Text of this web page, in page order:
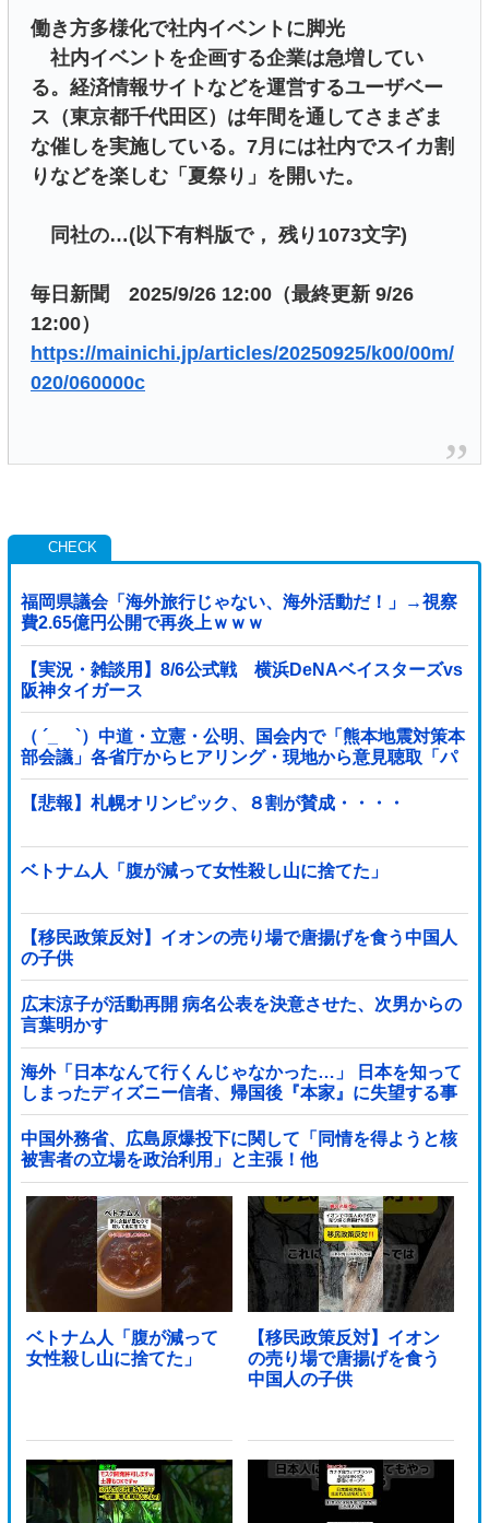
働き方多様化で社内イベントに脚光
社内イベントを企画する企業は急増してい
る。経済情報サイトなどを運営するユーザベー
ス（東京都千代田区）は年間を通してさまざま
な催しを実施している。7月には社内でスイカ割
りなどを楽しむ「夏祭り」を開いた。
同社の…(以下有料版で， 残り1073文字)
毎日新聞 2025/9/26 12:00（最終更新 9/26
12:00）
https://mainichi.jp/articles/20250925/k00/00m/
020/060000c
福岡県議会「海外旅行じゃない、海外活動だ！」→視察
費2.65億円公開で再炎上ｗｗｗ
【実況・雑談用】8/6公式戦 横浜DeNAベイスターズvs
阪神タイガース
（ ´_ゝ`）中道・立憲・公明、国会内で「熊本地震対策本
部会議」各省庁からヒアリング・現地から意見聴取「パ
ーティション、人手、宿泊施設の不足や、...
【悲報】札幌オリンピック、８割が賛成・・・・
ベトナム人「腹が減って女性殺し山に捨てた」
【移民政策反対】イオンの売り場で唐揚げを食う中国人
の子供
広末涼子が活動再開 病名公表を決意させた、次男からの
言葉明かす
海外「日本なんて行くんじゃなかった…」 日本を知って
しまったディズニー信者、帰国後『本家』に失望する事
態に
中国外務省、広島原爆投下に関して「同情を得ようと核
被害者の立場を政治利用」と主張！他
ベトナム人「腹が減って
女性殺し山に捨てた」
【移民政策反対】イオン
の売り場で唐揚げを食う
中国人の子供